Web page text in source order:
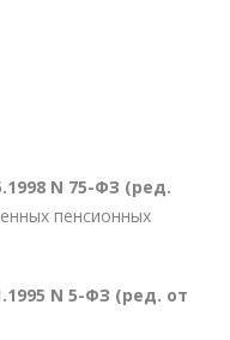
N 75-ФЗ (ред.
пенсионных
N 5-ФЗ (ред. от